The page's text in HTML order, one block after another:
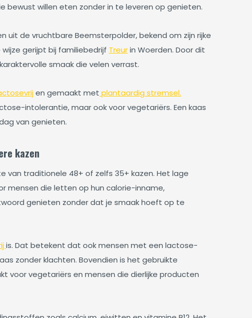
bewust willen eten zonder in te leveren op genieten.
uit de vruchtbare Beemsterpolder, bekend om zijn rijke
gerijpt bij familiebedrijf Treurin Woerden. Door dit
smaak die velen verrast.
en gemaakt met plantaardig stremsel.
intolerantie, maar ook voor vegetariërs. Een kaas
van genieten.
kazen
van traditionele 48+ of zelfs 35+ kazen. Het lage
mensen die letten op hun calorie-inname,
genieten zonder dat je smaak hoeft op te
is. Dat betekent dat ook mensen met een lactose-
zonder klachten. Bovendien is het gebruikte
voor vegetariërs en mensen die dierlijke producten